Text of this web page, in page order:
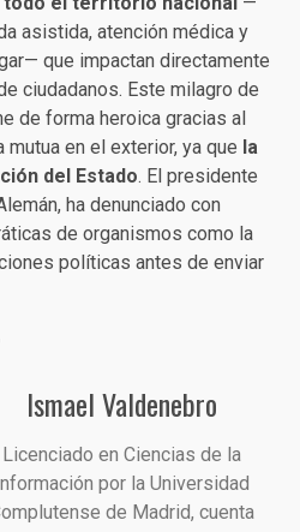
asistida, atención médica y
que impactan directamente
ciudadanos. Este milagro de
de forma heroica gracias al
en el exterior, ya que la
del Estado. El presidente
ha denunciado con
de organismos como la
políticas antes de enviar
Ismael Valdenebro
Licenciado en Ciencias de la
por la Universidad
de Madrid, cuenta